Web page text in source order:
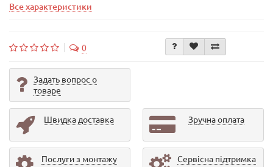
Все характеристики
0
Задать вопрос о
товаре
Швидка доставка Зручна оплата
Послуги з монтажу Сервісна підтримка